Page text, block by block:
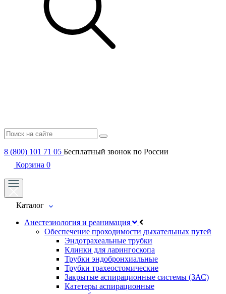
8 (800) 101 71 05 Бесплатный звонок по России
Корзина 0
Каталог
Анестезиология и реанимация
Обеспечение проходимости дыхательных путей
Эндотрахеальные трубки
Клинки для ларингоскопа
Трубки эндобронхиальные
Трубки трахеостомические
Закрытые аспирационные системы (ЗАС)
Катетеры аспирационные